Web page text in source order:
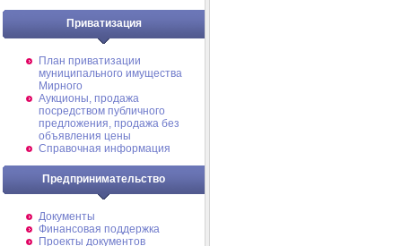
Приватизация
План приватизации
муниципального имущества
Мирного
Аукционы, продажа
посредством публичного
предложения, продажа без
объявления цены
Справочная информация
Предпринимательство
Документы
Финансовая поддержка
Проекты документов